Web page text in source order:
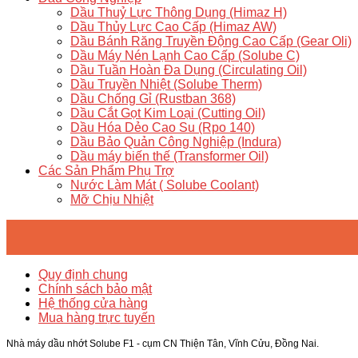
Dầu Thuỷ Lực Thông Dụng (Himaz H)
Dầu Thủy Lực Cao Cấp (Himaz AW)
Dầu Bánh Răng Truyền Động Cao Cấp (Gear Oli)
Dầu Máy Nén Lạnh Cao Cấp (Solube C)
Dầu Tuần Hoàn Đa Dụng (Circulating Oil)
Dầu Truyền Nhiệt (Solube Therm)
Dầu Chống Gỉ (Rustban 368)
Dầu Cắt Gọt Kim Loại (Cutting Oil)
Dầu Hóa Dẻo Cao Su (Rpo 140)
Dầu Bảo Quản Công Nghiệp (Indura)
Dầu máy biến thế (Transformer Oil)
Các Sản Phẩm Phụ Trợ
Nước Làm Mát ( Solube Coolant)
Mỡ Chịu Nhiệt
Quy định chung
Chính sách bảo mật
Hệ thống cửa hàng
Mua hàng trực tuyến
Nhà máy dầu nhớt Solube F1 - cụm CN Thiện Tân, Vĩnh Cửu, Đồng Nai.